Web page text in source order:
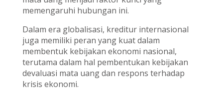
memengaruhi hubungan ini.
Dalam era globalisasi, kreditur internasional
juga memiliki peran yang kuat dalam
membentuk kebijakan ekonomi nasional,
terutama dalam hal pembentukan kebijakan
devaluasi mata uang dan respons terhadap
krisis ekonomi.